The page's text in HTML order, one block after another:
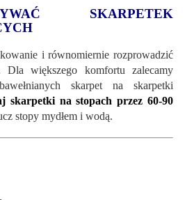
SKARPETEK
i równomiernie rozprowadzić
Dla większego komfortu zalecamy
skarpet na skarpetki
skarpetki na stopach przez 60-90
stopy mydłem i wodą.